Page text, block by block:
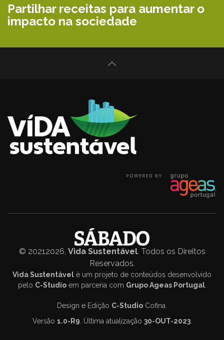
Partilhar receitas para aumentar o
impacto na sociedade
© 20212026, Vida Sustentável. Todos os Direitos
Reservados.
Vida Sustentável é um projeto de conteúdos desenvolvido
pelo C-Studioem parceria com Grupo Ageas Portugal.
Design e Edição C-Studio Cofina.
Versão 1.0-R9 . Última atualização 30-OUT-2023.